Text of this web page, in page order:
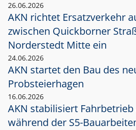
26.06.2026
AKN richtet Ersatzverkehr
zwischen Quickborner
Norderstedt Mitte ein
24.06.2026
AKN startet den Bau des
Probsteierhagen
16.06.2026
AKN stabilisiert
während der S5-